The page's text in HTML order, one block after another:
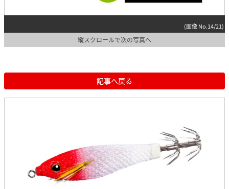
(画像 No.14/21)
縦スクロールで次の写真へ
記事へ戻る